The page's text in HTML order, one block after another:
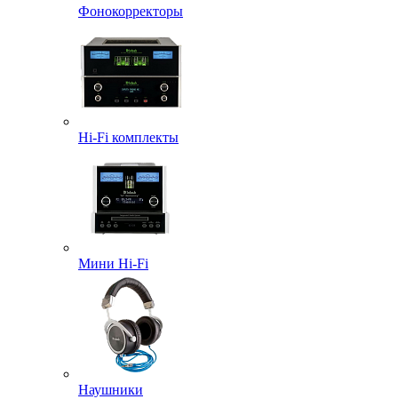
Фонокорректоры
Hi-Fi комплекты
Мини Hi-Fi
Наушники